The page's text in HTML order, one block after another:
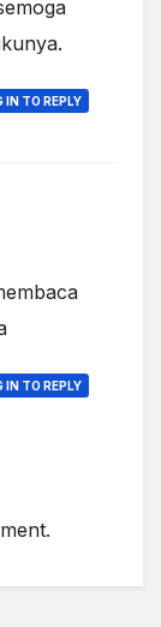
IN TO REPLY
IN TO REPLY